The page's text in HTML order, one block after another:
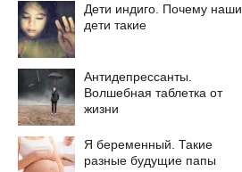
Дети индиго. Почему наши
дети такие
Антидепрессанты.
Волшебная таблетка от
жизни
Я беременный. Такие
разные будущие папы